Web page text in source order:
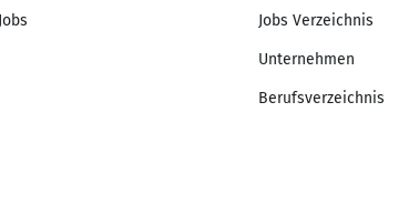
Jobs Verzeichnis
Unternehmen
Berufsverzeichnis